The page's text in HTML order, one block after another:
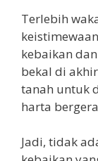
Terlebih
kebaikan
bekal di
tanah untuk
harta
Jadi, tidak